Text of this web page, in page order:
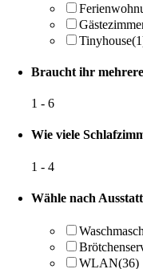
Tinyhouse
Braucht ihr
1 -6
Wie viele
1 -4
Wähle nach
WLAN(36)